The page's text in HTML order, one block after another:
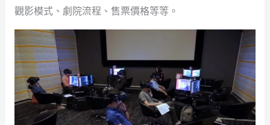
觀影模式、劇院流程、售票價格等等。